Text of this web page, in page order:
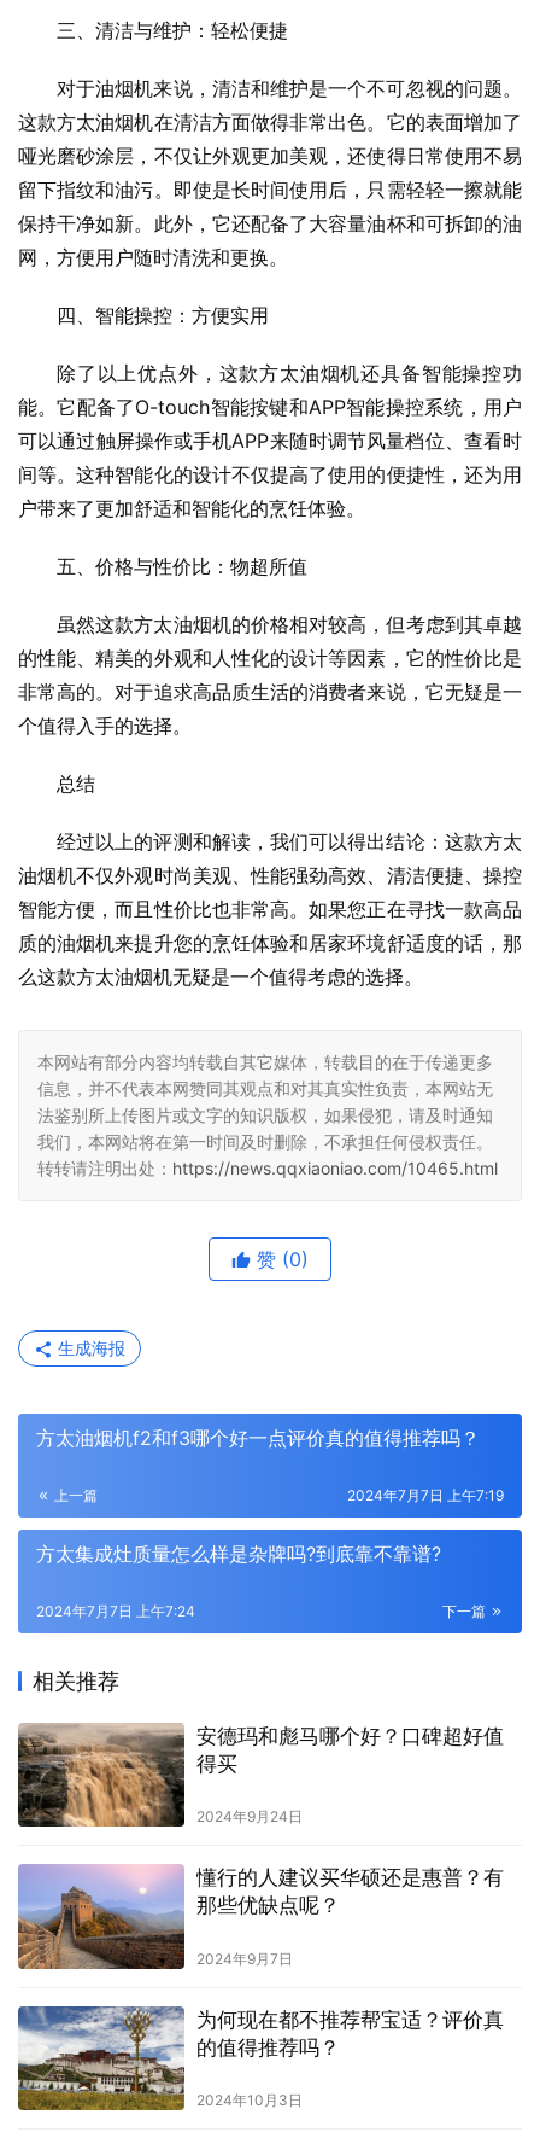
三、清洁与维护：轻松便捷
对于油烟机来说，清洁和维护是一个不可忽视的问题。
这款方太油烟机在清洁方面做得非常出色。它的表面增加了
哑光磨砂涂层，不仅让外观更加美观，还使得日常使用不易
留下指纹和油污。即使是长时间使用后，只需轻轻一擦就能
保持干净如新。此外，它还配备了大容量油杯和可拆卸的油
网，方便用户随时清洗和更换。
四、智能操控：方便实用
除了以上优点外，这款方太油烟机还具备智能操控功
能。它配备了O-touch智能按键和APP智能操控系统，用户
可以通过触屏操作或手机APP来随时调节风量档位、查看时
间等。这种智能化的设计不仅提高了使用的便捷性，还为用
户带来了更加舒适和智能化的烹饪体验。
五、价格与性价比：物超所值
虽然这款方太油烟机的价格相对较高，但考虑到其卓越
的性能、精美的外观和人性化的设计等因素，它的性价比是
非常高的。对于追求高品质生活的消费者来说，它无疑是一
个值得入手的选择。
总结
经过以上的评测和解读，我们可以得出结论：这款方太
油烟机不仅外观时尚美观、性能强劲高效、清洁便捷、操控
智能方便，而且性价比也非常高。如果您正在寻找一款高品
质的油烟机来提升您的烹饪体验和居家环境舒适度的话，那
么这款方太油烟机无疑是一个值得考虑的选择。
本网站有部分内容均转载自其它媒体，转载目的在于传递更多
信息，并不代表本网赞同其观点和对其真实性负责，本网站无
法鉴别所上传图片或文字的知识版权，如果侵犯，请及时通知
我们，本网站将在第一时间及时删除，不承担任何侵权责任。
转转请注明出处： https://news.qqxiaoniao.com/10465.html
赞 (0)
生成海报
方太油烟机f2和f3哪个好一点评价真的值得推荐吗？
上一篇 2024年7月7日 上午7:19
方太集成灶质量怎么样是杂牌吗?到底靠不靠谱?
下一篇
2024年7月7日 上午7:24
相关推荐
安德玛和彪马哪个好？口碑超好值
得买
2024年9月24日
懂行的人建议买华硕还是惠普？有
那些优缺点呢？
2024年9月7日
为何现在都不推荐帮宝适？评价真
的值得推荐吗？
2024年10月3日